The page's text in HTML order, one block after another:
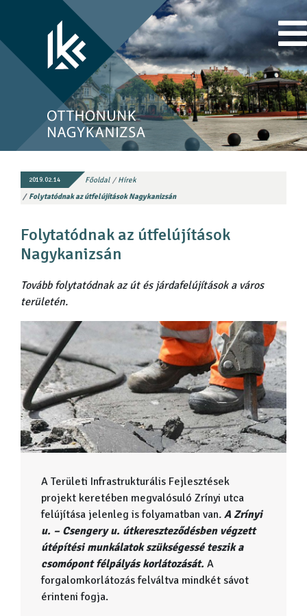
2019.02.14 Főoldal
Hírek
Folytatódnak az útfelújítások Nagykanizsán
Folytatódnak az útfelújítások
Nagykanizsán
Tovább folytatódnak az út és járdafelújítások a város
területén.
A Területi Infrastrukturális Fejlesztések
projekt keretében megvalósuló Zrínyi utca
felújítása jelenleg is folyamatban van. A Zrínyi
u. – Csengery u. útkereszteződésben végzett
útépítési munkálatok szükségessé teszik a
csomópont félpályás korlátozását. A
forgalomkorlátozás felváltva mindkét sávot
érinteni fogja.